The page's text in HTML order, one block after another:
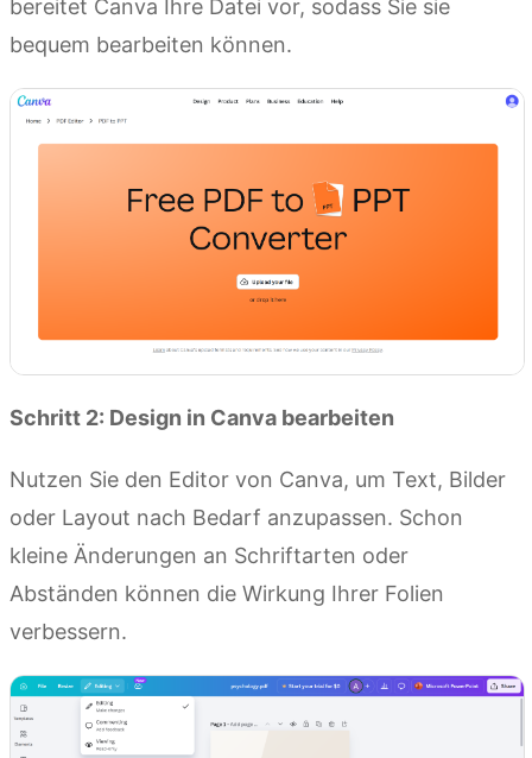
bereitet Canva Ihre Datei vor, sodass Sie sie
bequem bearbeiten können.
Schritt 2: Design in Canva bearbeiten
Nutzen Sie den Editor von Canva, um Text, Bilder
oder Layout nach Bedarf anzupassen. Schon
kleine Änderungen an Schriftarten oder
Abständen können die Wirkung Ihrer Folien
verbessern.